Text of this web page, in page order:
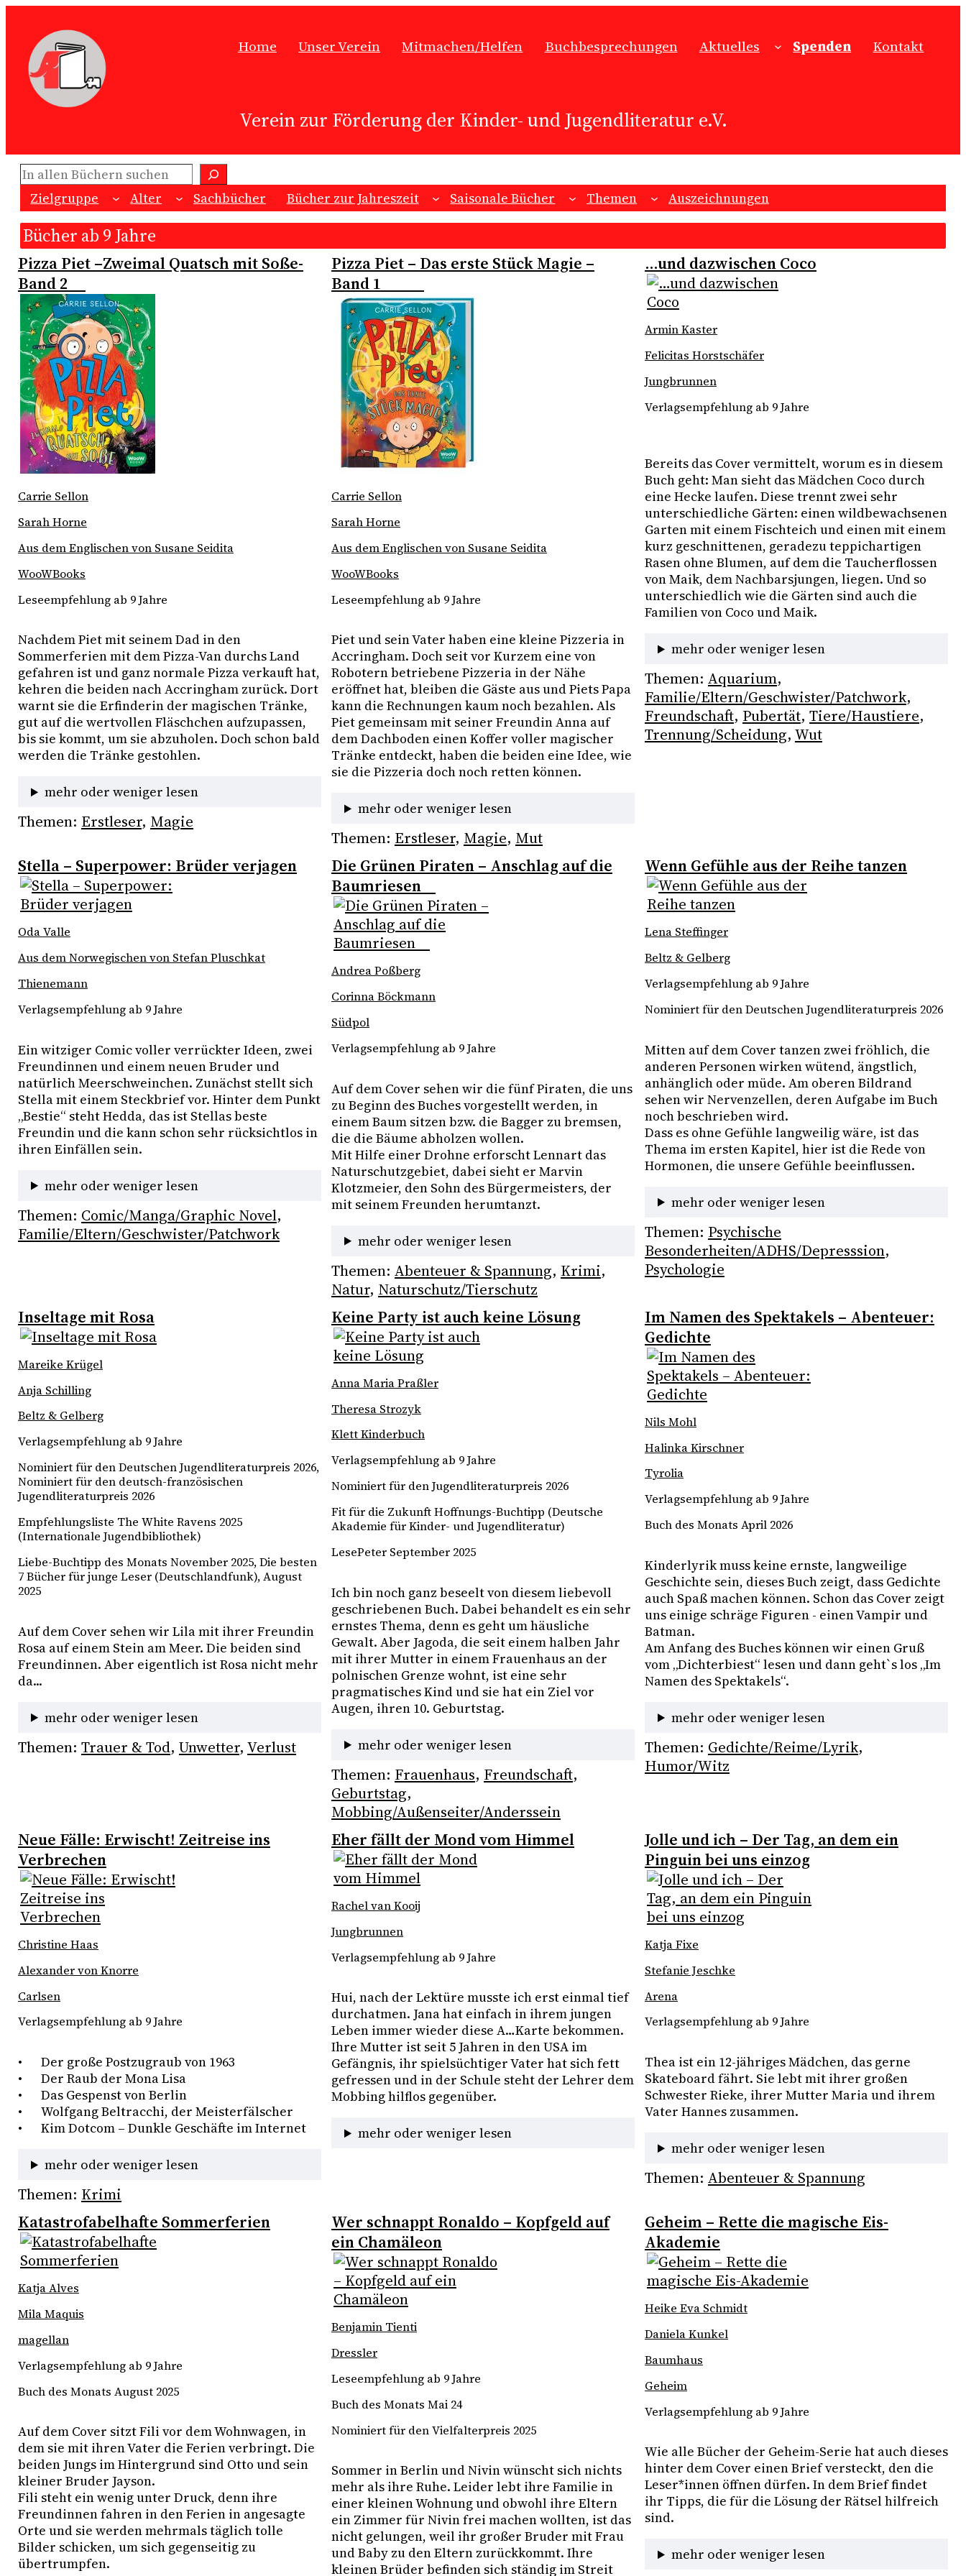
Inhalt
springen
Home Unser Verein Mitmachen/Helfen Buchbesprechungen Aktuelles Spenden Kontakt
Verein zur Förderung der Kinder- und Jugendliteratur e.V.
Suchen
Zielgruppe Alter Sachbücher Bücher zur Jahreszeit Saisonale Bücher Themen Auszeichnungen
Bücher ab 9 Jahre
Pizza Piet –Zweimal Quatsch mit Soße-
Band 2
Carrie Sellon
Sarah Horne
Aus dem Englischen von Susane Seidita
WooWBooks
Leseempfehlung ab 9 Jahre
Nachdem Piet mit seinem Dad in den
Sommerferien mit dem Pizza-Van durchs Land
gefahren ist und ganz normale Pizza verkauft hat,
kehren die beiden nach Accringham zurück. Dort
warnt sie die Erfinderin der magischen Tränke,
gut auf die wertvollen Fläschchen aufzupassen,
bis sie kommt, um sie abzuholen. Doch schon bald
werden die Tränke gestohlen.
mehr oder weniger lesen
Themen: Erstleser, Magie
Pizza Piet – Das erste Stück Magie –
Band 1
Carrie Sellon
Sarah Horne
Aus dem Englischen von Susane Seidita
WooWBooks
Leseempfehlung ab 9 Jahre
Piet und sein Vater haben eine kleine Pizzeria in
Accringham. Doch seit vor Kurzem eine von
Robotern betriebene Pizzeria in der Nähe
eröffnet hat, bleiben die Gäste aus und Piets Papa
kann die Rechnungen kaum noch bezahlen. Als
Piet gemeinsam mit seiner Freundin Anna auf
dem Dachboden einen Koffer voller magischer
Tränke entdeckt, haben die beiden eine Idee, wie
sie die Pizzeria doch noch retten können.
mehr oder weniger lesen
Themen: Erstleser, Magie, Mut
…und dazwischen Coco
Armin Kaster
Felicitas Horstschäfer
Jungbrunnen
Verlagsempfehlung ab 9 Jahre
Bereits das Cover vermittelt, worum es in diesem
Buch geht: Man sieht das Mädchen Coco durch
eine Hecke laufen. Diese trennt zwei sehr
unterschiedliche Gärten: einen wildbewachsenen
Garten mit einem Fischteich und einen mit einem
kurz geschnittenen, geradezu teppichartigen
Rasen ohne Blumen, auf dem die Taucherflossen
von Maik, dem Nachbarsjungen, liegen. Und so
unterschiedlich wie die Gärten sind auch die
Familien von Coco und Maik.
mehr oder weniger lesen
Themen: Aquarium
Familie/Eltern/Geschwister/Patchwork
Freundschaft, Pubertät, Tiere/Haustiere
Trennung/Scheidung, Wut
Stella – Superpower: Brüder verjagen
Oda Valle
Aus dem Norwegischen von Stefan Pluschkat
Thienemann
Verlagsempfehlung ab 9 Jahre
Ein witziger Comic voller verrückter Ideen, zwei
Freundinnen und einem neuen Bruder und
natürlich Meerschweinchen. Zunächst stellt sich
Stella mit einem Steckbrief vor. Hinter dem Punkt
„Bestie“ steht Hedda, das ist Stellas beste
Freundin und die kann schon sehr rücksichtlos in
ihren Einfällen sein.
mehr oder weniger lesen
Themen: Comic/Manga/Graphic Novel
Familie/Eltern/Geschwister/Patchwork
Die Grünen Piraten – Anschlag auf die
Baumriesen
Andrea Poßberg
Corinna Böckmann
Südpol
Verlagsempfehlung ab 9 Jahre
Auf dem Cover sehen wir die fünf Piraten, die uns
zu Beginn des Buches vorgestellt werden, in
einem Baum sitzen bzw. die Bagger zu bremsen,
die die Bäume abholzen wollen.
Mit Hilfe einer Drohne erforscht Lennart das
Naturschutzgebiet, dabei sieht er Marvin
Klotzmeier, den Sohn des Bürgermeisters, der
mit seinem Freunden herumtanzt.
mehr oder weniger lesen
Themen: Abenteuer & Spannung, Krimi
Natur, Naturschutz/Tierschutz
Wenn Gefühle aus der Reihe tanzen
Lena Steffinger
Beltz & Gelberg
Verlagsempfehlung ab 9 Jahre
Nominiert für den Deutschen Jugendliteraturpreis 2026
Mitten auf dem Cover tanzen zwei fröhlich, die
anderen Personen wirken wütend, ängstlich,
anhänglich oder müde. Am oberen Bildrand
sehen wir Nervenzellen, deren Aufgabe im Buch
noch beschrieben wird.
Dass es ohne Gefühle langweilig wäre, ist das
Thema im ersten Kapitel, hier ist die Rede von
Hormonen, die unsere Gefühle beeinflussen.
mehr oder weniger lesen
Themen: Psychische
Besonderheiten/ADHS/Depresssion
Psychologie
Inseltage mit Rosa
Mareike Krügel
Anja Schilling
Beltz & Gelberg
Verlagsempfehlung ab 9 Jahre
Nominiert für den Deutschen Jugendliteraturpreis 2026,
Nominiert für den deutsch-französischen
Jugendliteraturpreis 2026
Empfehlungsliste The White Ravens 2025
(Internationale Jugendbibliothek)
Liebe-Buchtipp des Monats November 2025, Die besten
7 Bücher für junge Leser (Deutschlandfunk), August
2025
Auf dem Cover sehen wir Lila mit ihrer Freundin
Rosa auf einem Stein am Meer. Die beiden sind
Freundinnen. Aber eigentlich ist Rosa nicht mehr
da...
mehr oder weniger lesen
Themen: Trauer & Tod, Unwetter, Verlust
Keine Party ist auch keine Lösung
Anna Maria Praßler
Theresa Strozyk
Klett Kinderbuch
Verlagsempfehlung ab 9 Jahre
Nominiert für den Jugendliteraturpreis 2026
Fit für die Zukunft Hoffnungs-Buchtipp (Deutsche
Akademie für Kinder- und Jugendliteratur)
LesePeter September 2025
Ich bin noch ganz beseelt von diesem liebevoll
geschriebenen Buch. Dabei behandelt es ein sehr
ernstes Thema, denn es geht um häusliche
Gewalt. Aber Jagoda, die seit einem halben Jahr
mit ihrer Mutter in einem Frauenhaus an der
polnischen Grenze wohnt, ist eine sehr
pragmatisches Kind und sie hat ein Ziel vor
Augen, ihren 10. Geburtstag.
mehr oder weniger lesen
Themen: Frauenhaus, Freundschaft
Geburtstag
Mobbing/Außenseiter/Anderssein
Im Namen des Spektakels – Abenteuer:
Gedichte
Nils Mohl
Halinka Kirschner
Tyrolia
Verlagsempfehlung ab 9 Jahre
Buch des Monats April 2026
Kinderlyrik muss keine ernste, langweilige
Geschichte sein, dieses Buch zeigt, dass Gedichte
auch Spaß machen können. Schon das Cover zeigt
uns einige schräge Figuren - einen Vampir und
Batman.
Am Anfang des Buches können wir einen Gruß
vom „Dichterbiest“ lesen und dann geht`s los „Im
Namen des Spektakels“.
mehr oder weniger lesen
Themen: Gedichte/Reime/Lyrik
Humor/Witz
Neue Fälle: Erwischt! Zeitreise ins
Verbrechen
Christine Haas
Alexander von Knorre
Carlsen
Verlagsempfehlung ab 9 Jahre
•	Der große Postzugraub von 1963
•	Der Raub der Mona Lisa
•	Das Gespenst von Berlin
•	Wolfgang Beltracchi, der Meisterfälscher
•	Kim Dotcom – Dunkle Geschäfte im Internet
mehr oder weniger lesen
Themen: Krimi
Eher fällt der Mond vom Himmel
Rachel van Kooij
Jungbrunnen
Verlagsempfehlung ab 9 Jahre
Hui, nach der Lektüre musste ich erst einmal tief
durchatmen. Jana hat einfach in ihrem jungen
Leben immer wieder diese A…Karte bekommen.
Ihre Mutter ist seit 5 Jahren in den USA im
Gefängnis, ihr spielsüchtiger Vater hat sich fett
gefressen und in der Schule steht der Lehrer dem
Mobbing hilflos gegenüber.
mehr oder weniger lesen
Jolle und ich – Der Tag, an dem ein
Pinguin bei uns einzog
Katja Fixe
Stefanie Jeschke
Arena
Verlagsempfehlung ab 9 Jahre
Thea ist ein 12-jähriges Mädchen, das gerne
Skateboard fährt. Sie lebt mit ihrer großen
Schwester Rieke, ihrer Mutter Maria und ihrem
Vater Hannes zusammen.
mehr oder weniger lesen
Themen: Abenteuer & Spannung
Katastrofabelhafte Sommerferien
Katja Alves
Mila Maquis
magellan
Verlagsempfehlung ab 9 Jahre
Buch des Monats August 2025
Auf dem Cover sitzt Fili vor dem Wohnwagen, in
dem sie mit ihren Vater die Ferien verbringt. Die
beiden Jungs im Hintergrund sind Otto und sein
kleiner Bruder Jayson.
Fili steht ein wenig unter Druck, denn ihre
Freundinnen fahren in den Ferien in angesagte
Orte und sie werden mehrmals täglich tolle
Bilder schicken, um sich gegenseitig zu
übertrumpfen.
Wer schnappt Ronaldo – Kopfgeld auf
ein Chamäleon
Benjamin Tienti
Dressler
Leseempfehlung ab 9 Jahre
Buch des Monats Mai 24
Nominiert für den Vielfalterpreis 2025
Sommer in Berlin und Nivin wünscht sich nichts
mehr als ihre Ruhe. Leider lebt ihre Familie in
einer kleinen Wohnung und obwohl ihre Eltern
ein Zimmer für Nivin frei machen wollten, ist das
nicht gelungen, weil ihr großer Bruder mit Frau
und Baby zu den Eltern zurückkommt. Ihre
kleinen Brüder befinden sich ständig im Streit
Geheim – Rette die magische Eis-
Akademie
Heike Eva Schmidt
Daniela Kunkel
Baumhaus
Geheim
Verlagsempfehlung ab 9 Jahre
Wie alle Bücher der Geheim-Serie hat auch dieses
hinter dem Cover einen Brief versteckt, den die
Leser*innen öffnen dürfen. In dem Brief findet
ihr Tipps, die für die Lösung der Rätsel hilfreich
sind.
mehr oder weniger lesen